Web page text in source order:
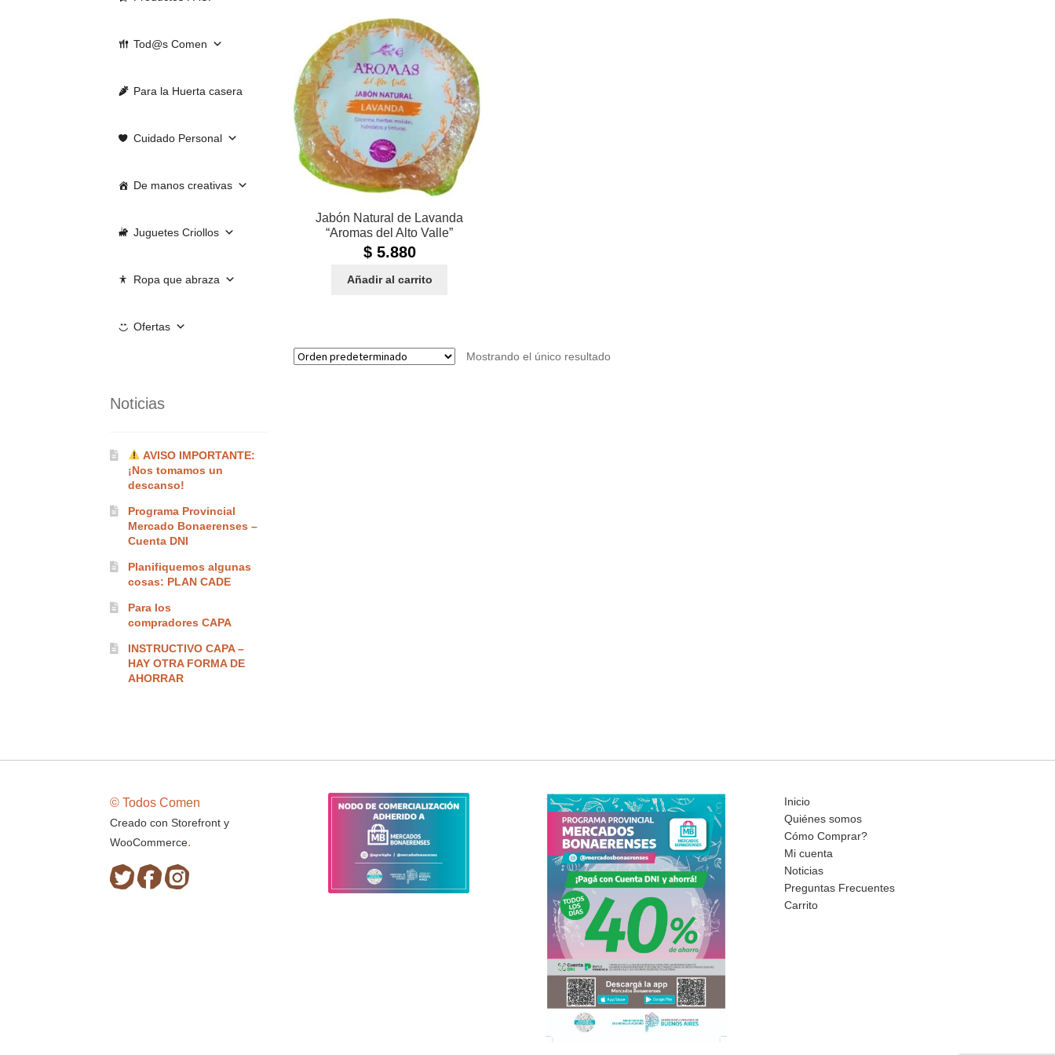
Jabón Natural de Lavanda
“Aromas del Alto Valle”
$5.880
Añadir al carrito
Mostrando el único resultado
Tod@s Comen
Para la Huerta casera
Cuidado Personal
De manos creativas
Juguetes Criollos
Ropa que abraza
Ofertas
Noticias
AVISO IMPORTANTE:
¡Nos tomamos un
descanso!
Programa Provincial
Mercado Bonaerenses –
Cuenta DNI
Planifiquemos algunas
cosas: PLAN CADE
Para los
compradores CAPA
INSTRUCTIVO CAPA –
HAY OTRA FORMA DE
AHORRAR
© Todos Comen
Creado con Storefront y
WooCommerce.
Inicio
Quiénes somos
Cómo Comprar?
Mi cuenta
Noticias
Preguntas Frecuentes
Carrito